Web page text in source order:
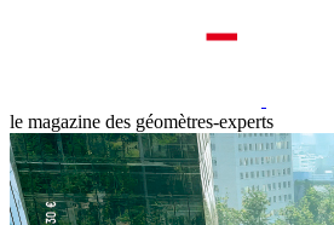
le magazine des géomètres-experts